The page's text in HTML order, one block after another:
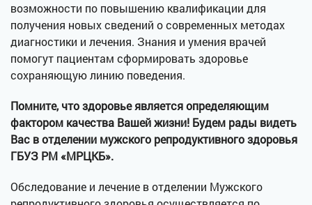
возможности по повышению квалификации для
получения новых сведений о современных методах
диагностики и лечения. Знания и умения врачей
помогут пациентам сформировать здоровье
сохраняющую линию поведения.
Помните, что здоровье является определяющим
фактором качества Вашей жизни! Будем рады видеть
Вас в отделении мужского репродуктивного здоровья
ГБУЗ РМ «МРЦКБ».
Обследование и лечение в отделении Мужского